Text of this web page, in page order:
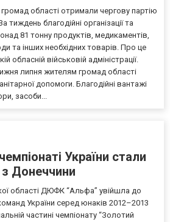
громад області отримали чергову партію
тиждень благодійні організації та
81 тонну продуктів, медикаментів,
та інших необхідних товарів. Про це
обласній військовій адміністрації.
липня жителям громад області
допомоги. Благодійні вантажі
засоби...
України стали
з Донеччини
області ДЮФК “Альфа” увійшла до
України серед юнаків 2012–2013
частині чемпіонату “Золотий